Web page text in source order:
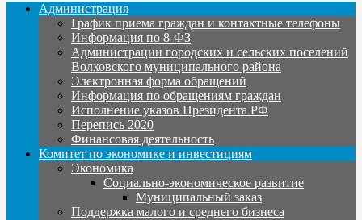
Администрация
График приема граждан и контактные телефоны
Информация по 8-ФЗ
Администрации городских и сельских поселений
Волховского муниципального района
Электронная форма обращений
Информация по обращениям граждан
Исполнение указов Президента РФ
Перепись 2020
Финансовая деятельность
Комитет по экономике и инвестициям
Экономика
Социально-экономическое развитие
Муниципальный заказ
Поддержка малого и среднего бизнеса